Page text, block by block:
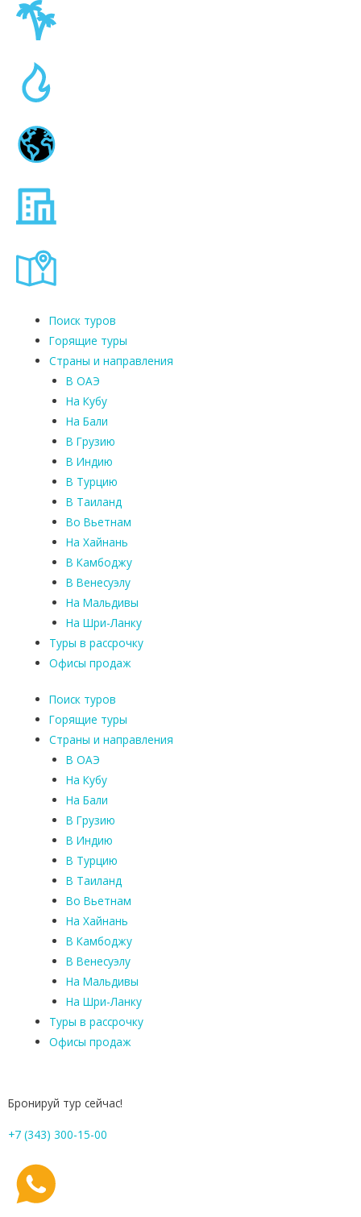
Поиск туров
Горящие туры
Страны и направления
В ОАЭ
На Кубу
На Бали
В Грузию
В Индию
В Турцию
В Таиланд
Во Вьетнам
На Хайнань
В Камбоджу
В Венесуэлу
На Мальдивы
На Шри-Ланку
Туры в рассрочку
Офисы продаж
Поиск туров
Горящие туры
Страны и направления
В ОАЭ
На Кубу
На Бали
В Грузию
В Индию
В Турцию
В Таиланд
Во Вьетнам
На Хайнань
В Камбоджу
В Венесуэлу
На Мальдивы
На Шри-Ланку
Туры в рассрочку
Офисы продаж
Бронируй тур сейчас!
+7 (343) 300-15-00